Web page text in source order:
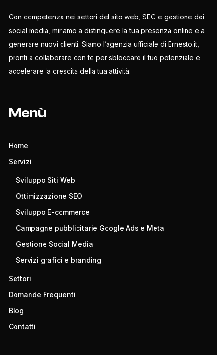
Con competenza nei settori del sito web, SEO e gestione dei
social media, miriamo a distinguere la tua presenza online e a
generare nuovi clienti. Siamo l’agenzia ufficiale di Ernesto.it,
pronti a collaborare con te per sbloccare il tuo potenziale e
accelerare la crescita della tua attività.
Menù
Home
Servizi
Sviluppo Siti Web
Ottimizzazione SEO
Sviluppo E-commerce
Campagne pubblicitarie Google Ads e Meta
Gestione Social Media
Servizi grafici e branding
Settori
Domande Frequenti
Blog
Contatti